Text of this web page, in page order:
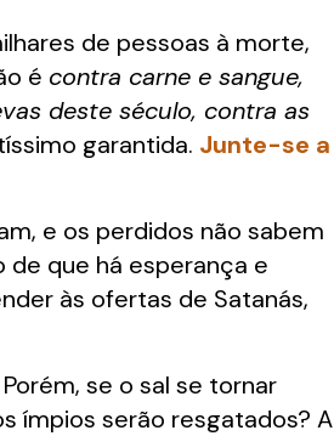
de pessoas à morte,
é contra carne e sangue,
deste século, contra as
garantida. Junte-se a
e os perdidos não sabem
de que há esperança e
às ofertas de Satanás,
se o sal se tornar
ímpios serão resgatados? A